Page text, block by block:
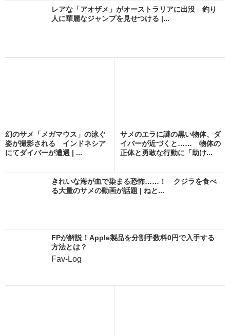
レアな「アオザメ」がオーストラリアに出没 釣り
人に華麗なジャンプを見せつける |...
幻のサメ「メガマウス」の泳ぐ
姿が撮影される インドネシア
にてダイバーが遭遇 | ...
サメのエラに謎の黒い物体、ダ
イバーが近づくと…… 物体の
正体と勇敢な行動に「助け...
きれいな海が血で染まる恐怖……！ クジラを食べ
る大量のサメの動画が話題 | ねと...
FPが解説！Apple製品を分割手数料0円で入手する
方法とは？
Fav-Log